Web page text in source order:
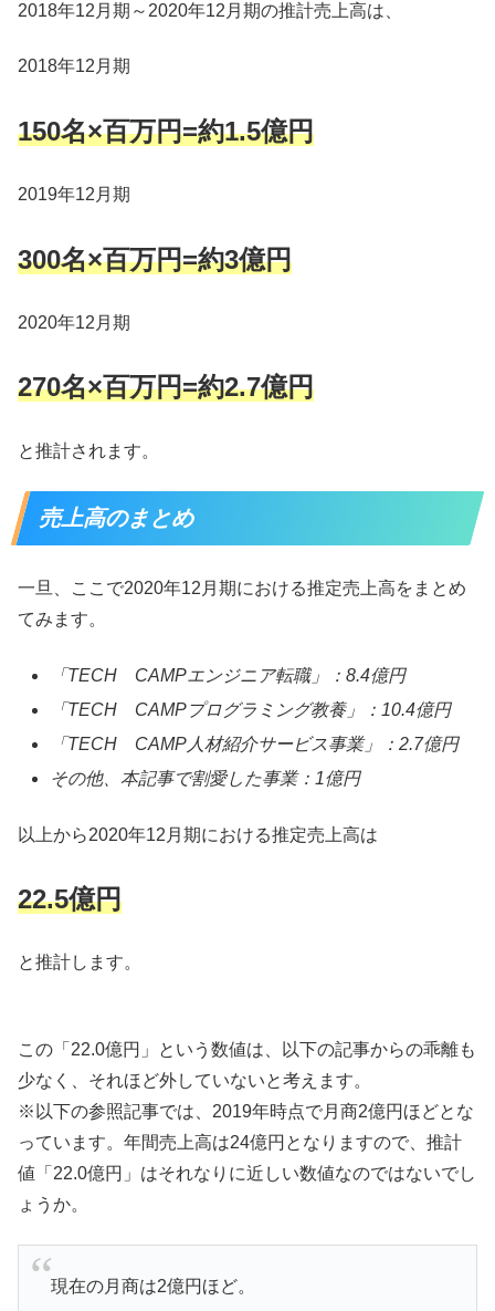
2018年12月期～2020年12月期の推計売上高は、
2018年12月期
150名×百万円=約1.5億円
2019年12月期
300名×百万円=約3億円
2020年12月期
270名×百万円=約2.7億円
と推計されます。
売上高のまとめ
一旦、ここで2020年12月期における推定売上高をまとめ
てみます。
「TECH CAMPエンジニア転職」：8.4億円
「TECH CAMPプログラミング教養」：10.4億円
「TECH CAMP人材紹介サービス事業」：2.7億円
その他、本記事で割愛した事業：1億円
以上から2020年12月期における推定売上高は
22.5億円
と推計します。
この「22.0億円」という数値は、以下の記事からの乖離も
少なく、それほど外していないと考えます。
※以下の参照記事では、2019年時点で月商2億円ほどとな
っています。年間売上高は24億円となりますので、推計
値「22.0億円」はそれなりに近しい数値なのではないでし
ょうか。
現在の月商は2億円ほど。